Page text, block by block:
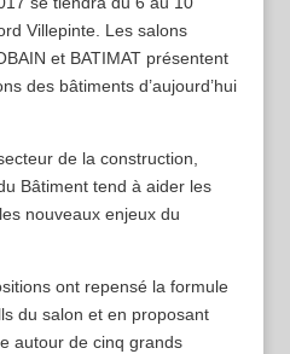
Villepinte. Les salons
et BATIMAT présentent
des bâtiments d’aujourd’hui
de la construction,
Bâtiment tend à aider les
nouveaux enjeux du
ont repensé la formule
du salon et en proposant
autour de cinq grands